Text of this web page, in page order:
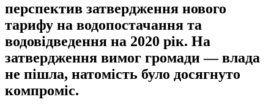
перспектив затвердження нового
тарифу на водопостачання та
водовідведення на 2020 рік. На
затвердження вимог громади — влада
не пішла, натомість було досягнуто
компроміс.